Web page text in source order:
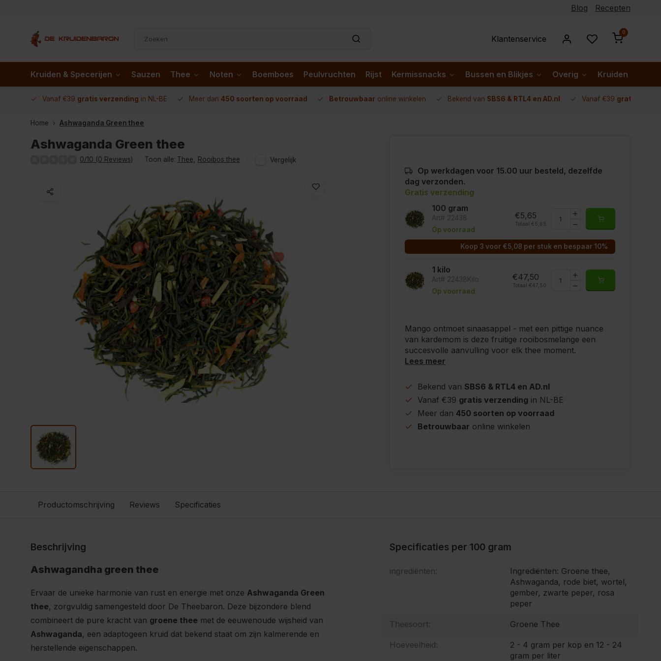
Blog Recepten
Klantenservice
0
Kruiden & Specerijen Sauzen Thee Noten Boemboes Peulvruchten Rijst Kermissnacks Bussen en Blikjes Overig Kruiden per
Vanaf €39 gratis verzending in NL-BE Meer dan 450 soorten op voorraad Betrouwbaar online winkelen Bekend van SBS6 & RTL4 en AD.nl Vanaf €39 gratis
Home Ashwaganda Green thee
Ashwaganda Green thee
0/10 (0 Reviews) Toon alle: Thee Rooibos thee Vergelijk
Op werkdagen voor 15.00 uur besteld, dezelfde
dag verzonden.
Gratis verzending
100 gram
Art# 22438
Op voorraad
€5,65
Totaal: €5,65
Koop 3 voor €5,08 per stuk en bespaar 10%
1 kilo
Art# 22438Kilo
Op voorraad
€47,50
Totaal: €47,50
Mango ontmoet sinaasappel - met een pittige nuance
van kardemom is deze fruitige rooibosmelange een
succesvolle aanvulling voor elk thee moment.
Lees meer
Bekend van SBS6 & RTL4 en AD.nl
Vanaf €39 gratis verzending in NL-BE
Meer dan 450 soorten op voorraad
Betrouwbaar online winkelen
Productomschrijving Reviews Specificaties
Beschrijving
Ashwagandha green thee
Ervaar de unieke harmonie van rust en energie met onze Ashwaganda Green
thee, zorgvuldig samengesteld door De Theebaron. Deze bijzondere blend
combineert de pure kracht van groene thee met de eeuwenoude wijsheid van
Ashwaganda, een adaptogeen kruid dat bekend staat om zijn kalmerende en
herstellende eigenschappen.
Specificaties per 100 gram
ingrediënten:
Ingrediënten: Groene thee,
Ashwaganda, rode biet, wortel,
gember, zwarte peper, rosa
peper
Theesoort: Groene Thee
Hoeveelheid:
2 - 4 gram per kop en 12 - 24
gram per liter